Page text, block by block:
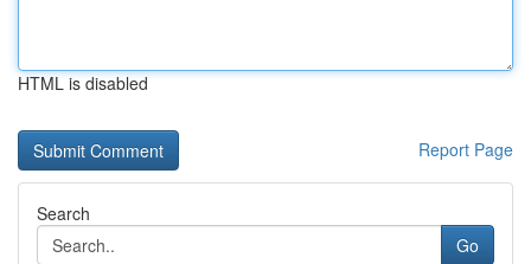
HTML is disabled
Report Page
Search
Go